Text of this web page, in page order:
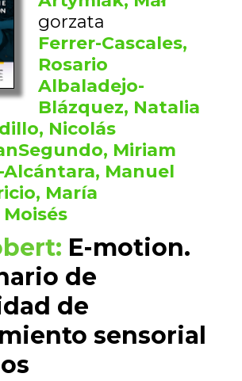
gorzata
Ferrer-Cascales,
Rosario
Albaladejo-
Blázquez, Natalia
Nicolás
Miriam
Alcántara, Manuel
María
E-motion.
de
de
sensorial